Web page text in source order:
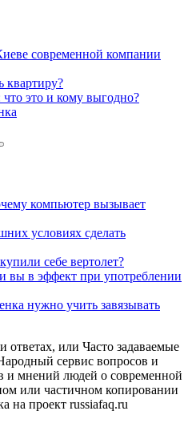
современной компании
квартиру?
это и кому выгодно?
компьютер вызывает
условиях сделать
себе вертолет?
вы в эффект при употреблении
нужно учить завязывать
или Часто задаваемые
сервис вопросов и
и мнений людей о современной
или частичном копировании
на проект russiafaq.ru